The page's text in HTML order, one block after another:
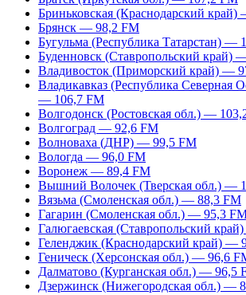
Бриньковская (Краснодарский край)
Брянск — 98,2 FM
Бугульма (Республика Татарстан) —
Буденновск (Ставропольский край)
Владивосток (Приморский край) —
Владикавказ (Республика Северная
— 106,7 FM
Волгодонск (Ростовская обл.) —
Волгоград — 92,6 FM
Волноваха (ДНР) — 99,5 FM
Вологда — 96,0 FM
Воронеж — 89,4 FM
Вышний Волочек (Тверская обл.) —
Вязьма (Смоленская обл.) — 88,3 FM
Гагарин (Смоленская обл.) — 95,3
Галюгаевская (Ставропольский
Геленджик (Краснодарский край) —
Геническ (Херсонская обл.) — 96,6
Далматово (Курганская обл.) — 96,5
Дзержинск (Нижегородская обл.) —